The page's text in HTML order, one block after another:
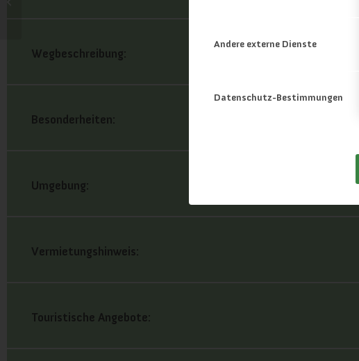
Andere externe Dienste
Datenschutz-Bestimmungen
Wegbeschreibung:
Besonderheiten:
Umgebung:
Vermietungshinweis:
Touristische Angebote: